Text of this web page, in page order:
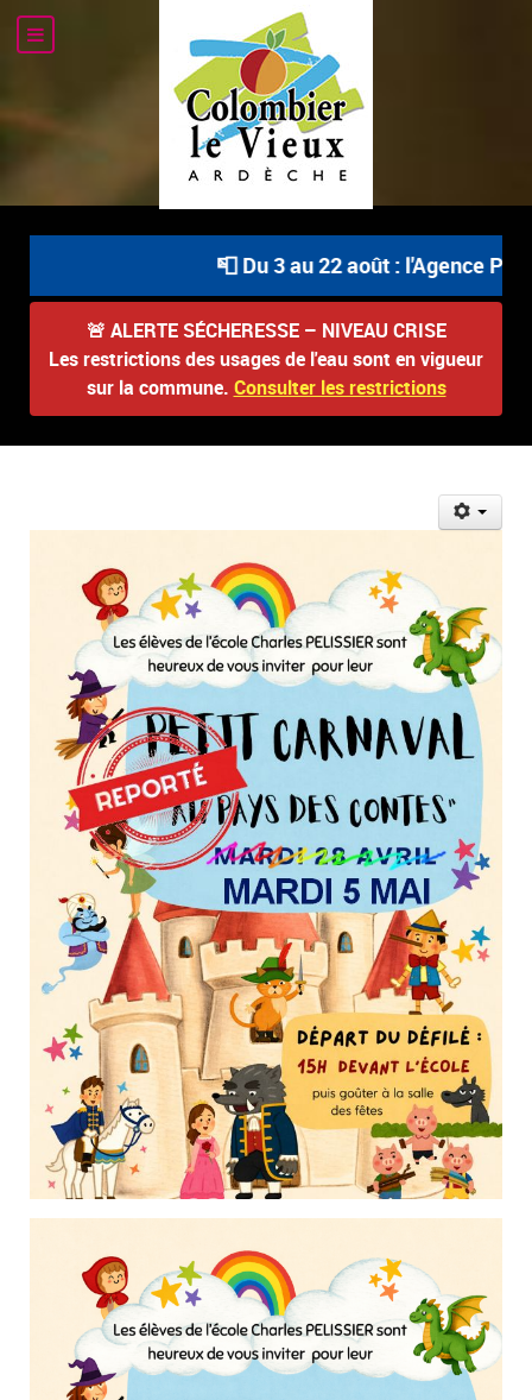
📮 Du 3 au 22 août : l'Agence
🚨 ALERTE SÉCHERESSE – NIVEAU CRISE
Les restrictions des usages de l'eau sont en vigueur
sur la commune. Consulter les restrictions